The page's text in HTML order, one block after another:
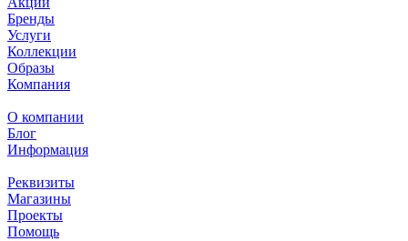
Бренды
Услуги
Коллекции
Образы
Компания
О компании
Блог
Информация
Реквизиты
Магазины
Проекты
Помощь